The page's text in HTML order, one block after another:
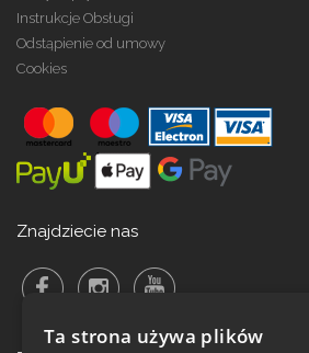
Instrukcje Obsługi
Odstąpienie od umowy
Cookies
Znajdziecie nas
Ta strona używa plików